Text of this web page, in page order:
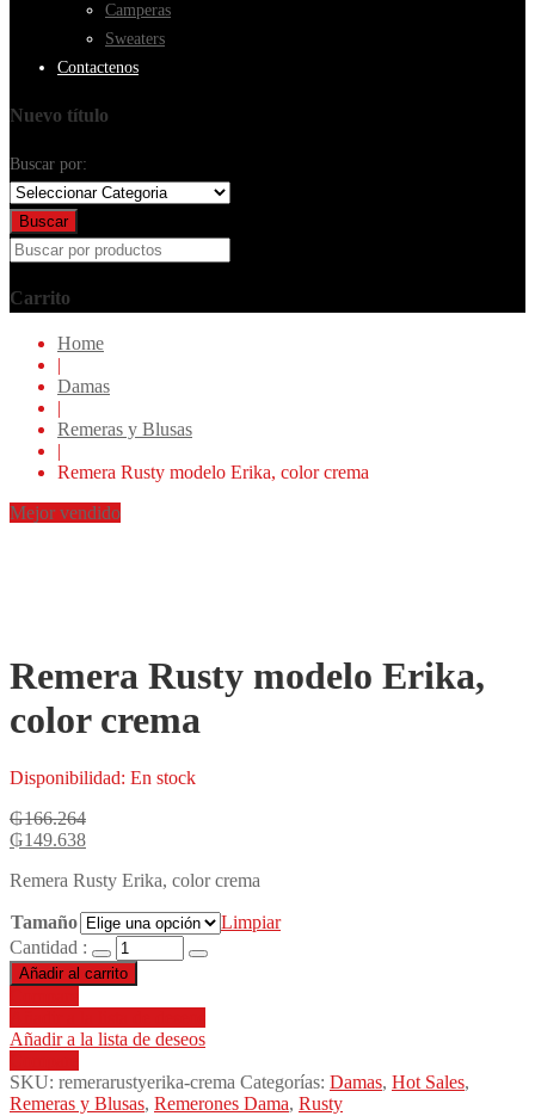
Camperas
Sweaters
Contactenos
Nuevo título
Buscar por:
Buscar
Carrito
Home
|
Damas
|
Remeras y Blusas
|
Remera Rusty modelo Erika, color crema
Mejor vendido
Remera Rusty modelo Erika,
color crema
Disponibilidad: En stock
₲166.264
₲149.638
Remera Rusty Erika, color crema
Tamaño
Limpiar
Cantidad :
Añadir al carrito
Añadir a la lista de deseos
SKU: remerarustyerika-crema Categorías: Damas, Hot Sales,
Remeras y Blusas, Remerones Dama, Rusty